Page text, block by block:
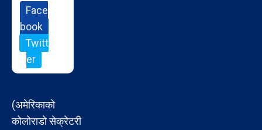
Face
book
Twitt
er
(अमेरिकाको
कोलोराडो सेक्रेटरी